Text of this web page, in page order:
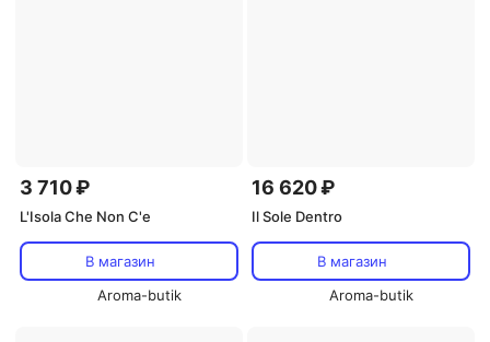
3 710 ₽
L'Isola Che Non C'e
В магазин
Aroma-butik
16 620 ₽
Il Sole Dentro
В магазин
Aroma-butik